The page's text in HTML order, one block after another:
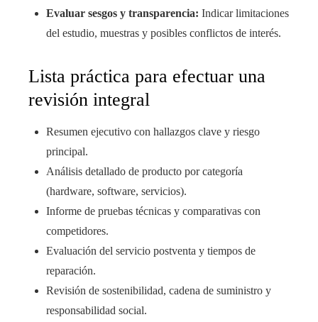
Evaluar sesgos y transparencia: Indicar limitaciones
del estudio, muestras y posibles conflictos de interés.
Lista práctica para efectuar una
revisión integral
Resumen ejecutivo con hallazgos clave y riesgo
principal.
Análisis detallado de producto por categoría
(hardware, software, servicios).
Informe de pruebas técnicas y comparativas con
competidores.
Evaluación del servicio postventa y tiempos de
reparación.
Revisión de sostenibilidad, cadena de suministro y
responsabilidad social.